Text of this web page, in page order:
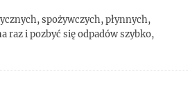
spożywczych, płynnych,
raz i pozbyć się odpadów szybko,